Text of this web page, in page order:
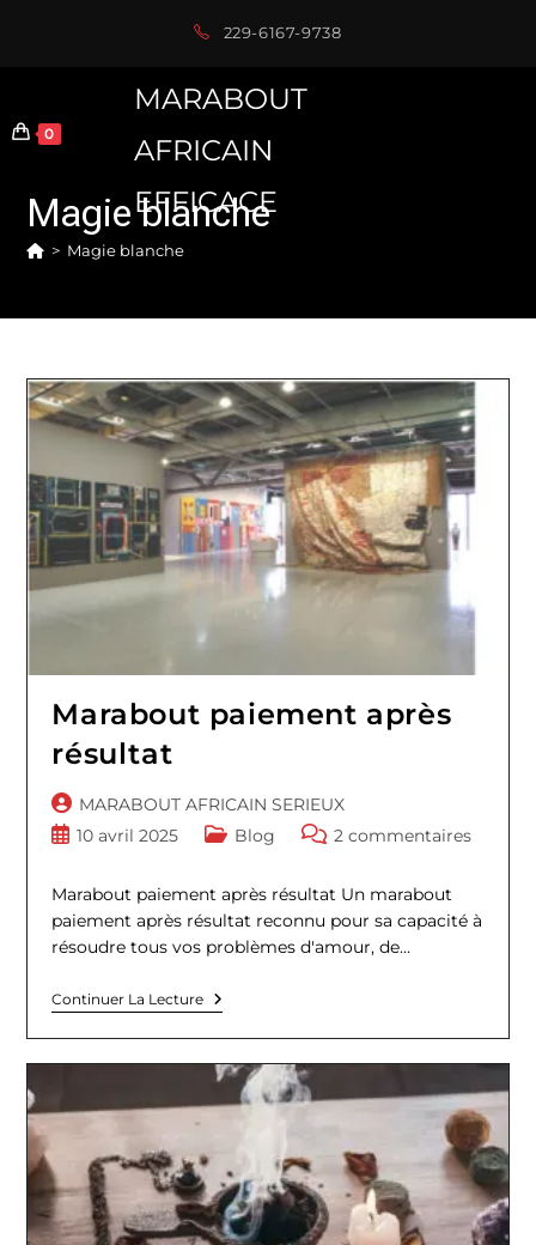
229-6167-9738
0
MARABOUT
AFRICAIN
EFFICACE
Magie blanche
> Magie blanche
Marabout paiement après
résultat
Auteur/autrice
de
MARABOUT AFRICAIN SERIEUX
Publication
10 avril 2025
PostBlog
Commentaires
la
2 commentaires
Marabout paiement après résultat Un marabout
paiement après résultat reconnu pour sa capacité à
résoudre tous vos problèmes d'amour, de…
Continuer La LectureMarabout
Paiement
Après